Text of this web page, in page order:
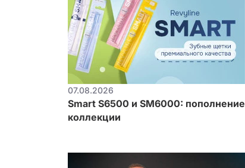
07.08.2026
Smart S6500 и SM6000: пополнение
коллекции